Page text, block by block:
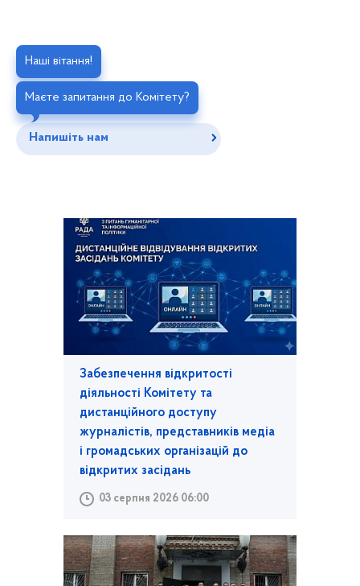
Наші вітання!
Маєте запитання до Комітету?
Напишіть нам
Забезпечення відкритості
діяльності Комітету та
дистанційного доступу
журналістів, представників медіа
і громадських організацій до
відкритих засідань
03 серпня 2026 06:00